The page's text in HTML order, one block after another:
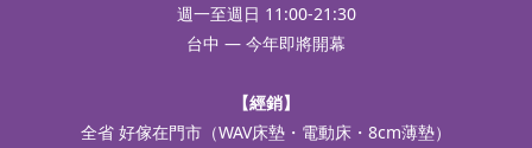
週一至週日 11:00-21:30
台中 — 今年即將開幕
【經銷】
全省 好傢在門市（WAV床墊・電動床・8cm薄墊）